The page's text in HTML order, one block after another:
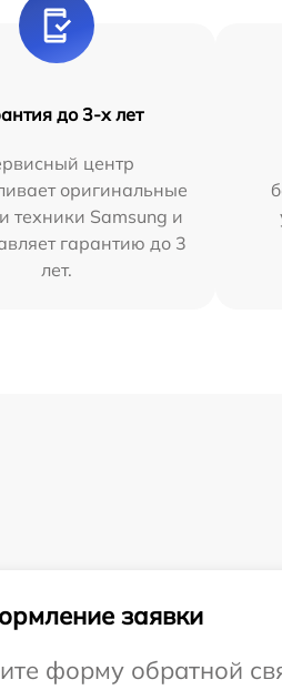
до 3-х лет
центр
оригинальные
техники Samsung и
гарантию до 3
лет.
заявки
форму обратной